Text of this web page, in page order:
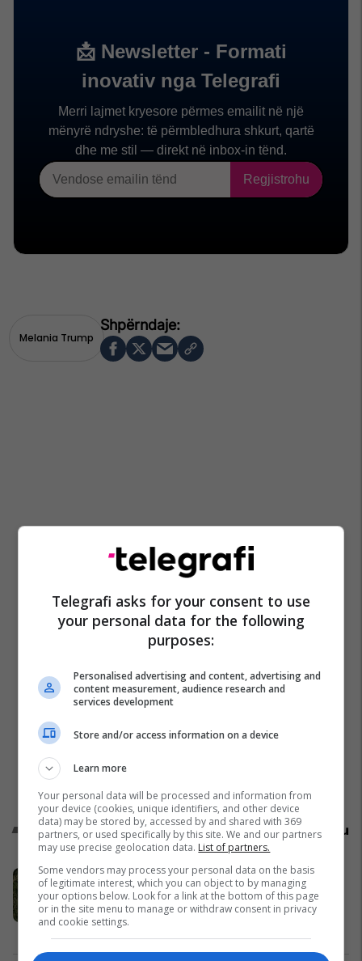
Melania Trump
Promo Reklamo këtu
Mabetex Group prezanton Green
Coast Hills - projekti rezidencial
premium në Palasë
Telegrafi asks for your consent to use
your personal data for the following
purposes:
Personalised advertising and content, advertising and
content measurement, audience research and
services development
Store and/or access information on a device
Learn more
Your personal data will be processed and information from
your device (cookies, unique identifiers, and other device
data) may be stored by, accessed by and shared with 369
partners, or used specifically by this site. We and our partners
may use precise geolocation data. List of partners.
Some vendors may process your personal data on the basis
of legitimate interest, which you can object to by managing
your options below. Look for a link at the bottom of this page
or in the site menu to manage or withdraw consent in privacy
and cookie settings.